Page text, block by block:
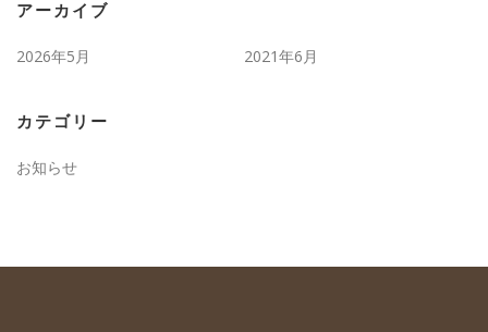
アーカイブ
2026年5月 2021年6月
カテゴリー
お知らせ